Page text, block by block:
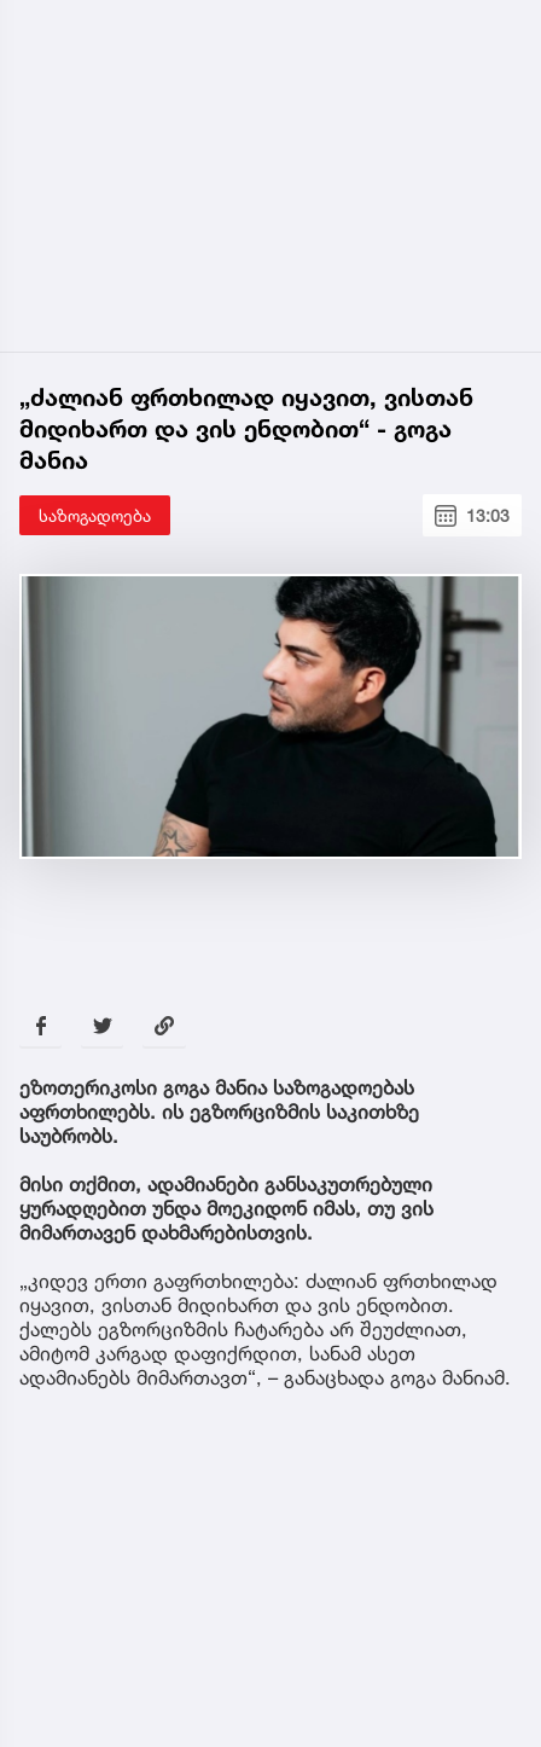
„ძალიან ფრთხილად იყავით, ვისთან
მიდიხართ და ვის ენდობით“ - გოგა
მანია
საზოგადოება 13:03
ეზოთერიკოსი გოგა მანია საზოგადოებას
აფრთხილებს. ის ეგზორციზმის საკითხზე
საუბრობს.
მისი თქმით, ადამიანები განსაკუთრებული
ყურადღებით უნდა მოეკიდონ იმას, თუ ვის
მიმართავენ დახმარებისთვის.
„კიდევ ერთი გაფრთხილება: ძალიან ფრთხილად
იყავით, ვისთან მიდიხართ და ვის ენდობით.
ქალებს ეგზორციზმის ჩატარება არ შეუძლიათ,
ამიტომ კარგად დაფიქრდით, სანამ ასეთ
ადამიანებს მიმართავთ“, – განაცხადა გოგა მანიამ.